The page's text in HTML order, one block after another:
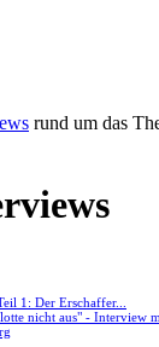
rund um das
1: Der Erschaffer...
nicht aus" - Interview